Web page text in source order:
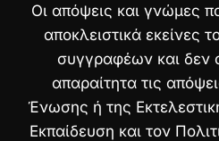
Οι απόψεις και γνώμες
αποκλειστικά εκείνες
συγγραφέων και δεν
απαραίτητα τις
Ένωσης ή της
Εκπαίδευση και τον